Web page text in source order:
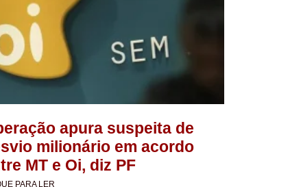
apura suspeita de
milionário em acordo
MT e Oi, diz PF
PARA LER